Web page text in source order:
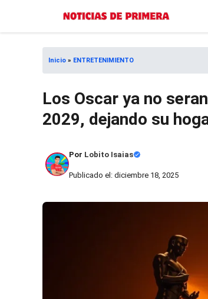
al
contenido
Inicio » ENTRETENIMIENTO
Los Oscar ya no
2029, dejando su
Por Lobito Isaias
Publicado el: diciembre 18, 2025